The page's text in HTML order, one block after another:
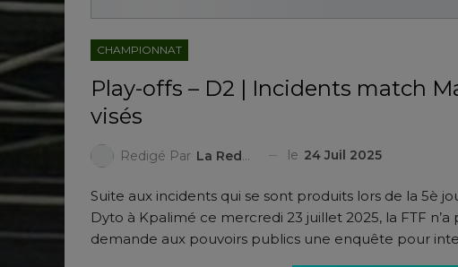
CHAMPIONNAT
Play-offs – D2 | Incidents match
visés
Redigé Par La Redaction le 24 Juil 2025
Suite aux incidents qui se sont produits lors de la 5è
Dyto à Kpalimé ce mercredi 23 juillet 2025, la FTF
demande aux pouvoirs publics une enquête pour